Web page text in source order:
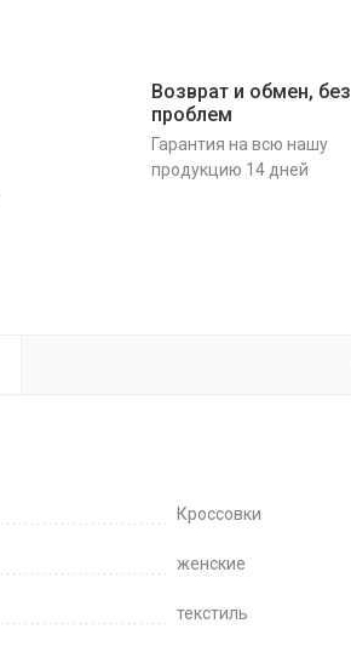
Возврат и обмен, без
проблем
Гарантия на всю нашу
продукцию 14 дней
Кроссовки
женские
текстиль